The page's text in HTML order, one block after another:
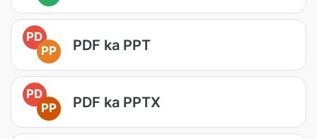
PD
PP
PDF ka PPT
PD
PP
PDF ka PPTX